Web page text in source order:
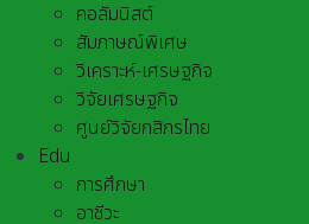
คอลัมนิสต์
สัมภาษณ์พิเศษ
วิเคราะห์-เศรษฐกิจ
วิจัยเศรษฐกิจ
ศูนย์วิจัยกสิกรไทย
Edu
การศึกษา
อาชีวะ